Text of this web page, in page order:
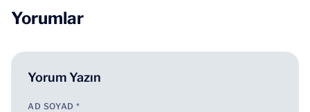
Yorumlar
Yorum Yazın
AD SOYAD *